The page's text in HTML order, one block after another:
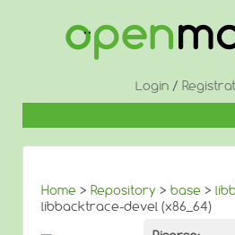
CONTENUTO
Login /
Home > Repository > base >
libbacktrace-devel (x86_64)